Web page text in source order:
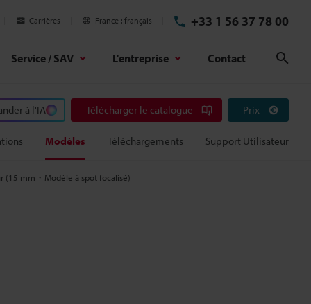
Carrières France français +33 1 56 37 78 00
Service / SAV L'entreprise Contact
à l'IA Télécharger le catalogue Prix
Modèles Téléchargements Support Utilisateur
(15 mm・Modèle à spot focalisé)